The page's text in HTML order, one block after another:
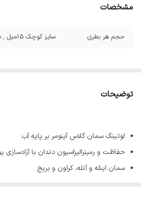
مشخصات
حجم هر بطری سایز کوچک 15میل , سایز بزرگ 25میل
توضیحات
لوتینگ سمان گلاس آینومر بر پایه آب
حفاظت و رمینرالیزاسیون دندان با آزادسازی
سمان اینله و آنله، کراون و بریج